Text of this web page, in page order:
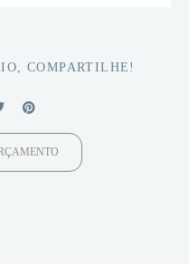
COMPARTILHE!